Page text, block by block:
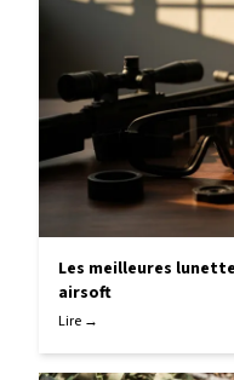
Les meilleures
airsoft
Lire →